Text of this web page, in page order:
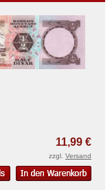
11,99 €
zzgl. Versand